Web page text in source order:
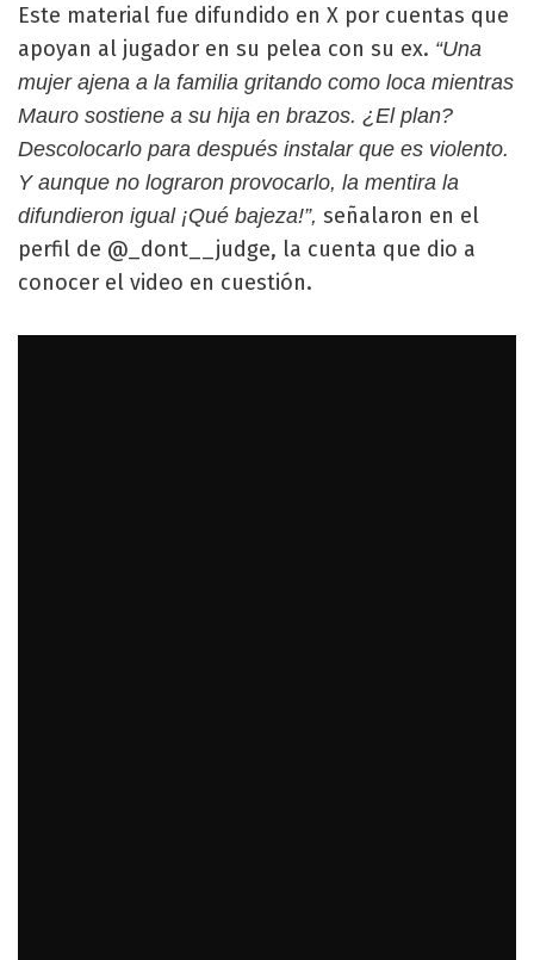
Este material fue difundido en X por cuentas que
apoyan al jugador en su pelea con su ex. “Una
mujer ajena a la familia gritando como loca mientras
Mauro sostiene a su hija en brazos. ¿El plan?
Descolocarlo para después instalar que es violento.
Y aunque no lograron provocarlo, la mentira la
difundieron igual ¡Qué bajeza!”, señalaron en el
perfil de @_dont__judge, la cuenta que dio a
conocer el video en cuestión.